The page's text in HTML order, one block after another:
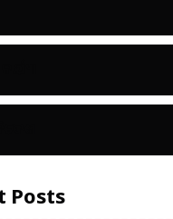
Posts